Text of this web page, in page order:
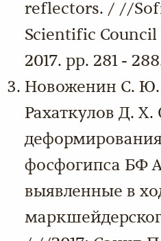
reflectors. / //
Scientific Council
2017. pp. 281 -
Новоженин С.
Рахаткулов Д. Х.
фосфогипса БФ
выявленные в